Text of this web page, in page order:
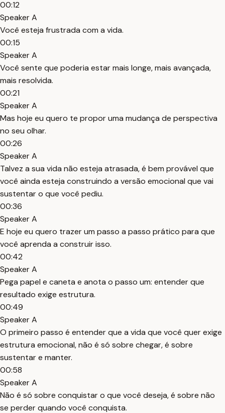
00:12
Speaker A
Você esteja frustrada com a vida.
00:15
Speaker A
Você sente que poderia estar mais longe, mais avançada,
mais resolvida.
00:21
Speaker A
Mas hoje eu quero te propor uma mudança de perspectiva
no seu olhar.
00:26
Speaker A
Talvez a sua vida não esteja atrasada, é bem provável que
você ainda esteja construindo a versão emocional que vai
sustentar o que você pediu.
00:36
Speaker A
E hoje eu quero trazer um passo a passo prático para que
você aprenda a construir isso.
00:42
Speaker A
Pega papel e caneta e anota o passo um: entender que
resultado exige estrutura.
00:49
Speaker A
O primeiro passo é entender que a vida que você quer exige
estrutura emocional, não é só sobre chegar, é sobre
sustentar e manter.
00:58
Speaker A
Não é só sobre conquistar o que você deseja, é sobre não
se perder quando você conquista.